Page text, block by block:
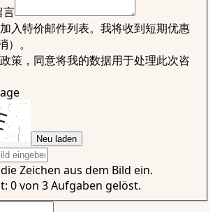
言
入特价邮件列表。我将收到短期优惠
。
策，同意将我的数据用于处理此次咨
Neu laden
Zeichen aus dem Bild ein.
0 von 3 Aufgaben gelöst.